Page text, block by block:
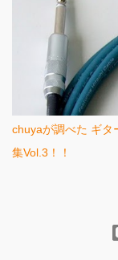
chuyaが調べた ギタ
集Vol.3！！